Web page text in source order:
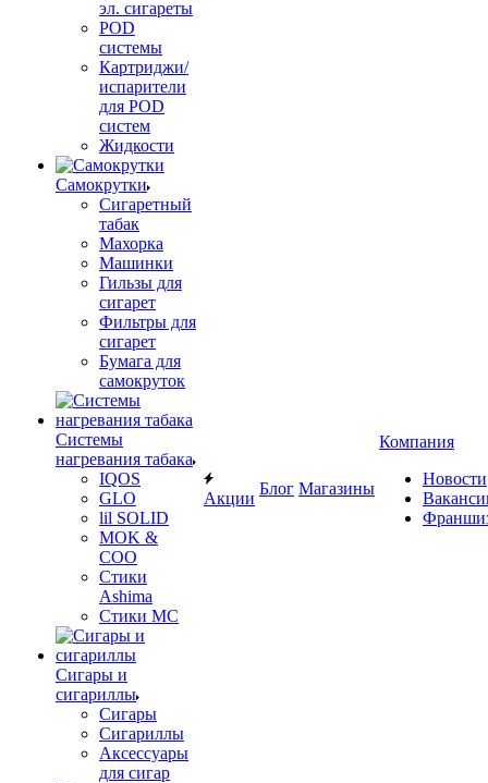
эл. сигареты
POD
системы
Картриджи/
испарители
для POD
систем
Жидкости
Самокрутки
Сигаретный
табак
Махорка
Машинки
Гильзы для
сигарет
Фильтры для
сигарет
Бумага для
самокруток
Системы
нагревания табака
IQOS
GLO
lil SOLID
MOK &
COO
Стики
Ashima
Стики MC
Сигары и
сигариллы
Сигары
Сигариллы
Аксессуары
для сигар
Акции
Блог Магазины
Компания
Новости